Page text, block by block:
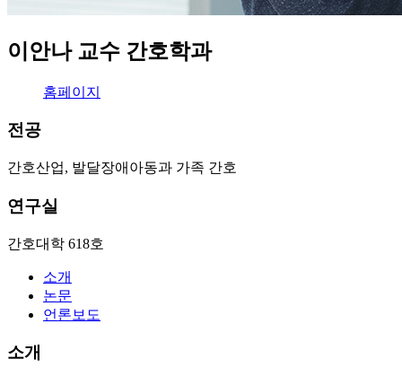
이안나 교수 간호학과
홈페이지
전공
간호산업, 발달장애아동과 가족 간호
연구실
간호대학 618호
소개
논문
언론보도
소개